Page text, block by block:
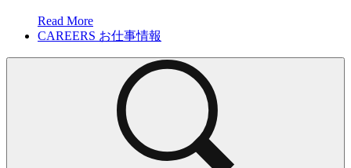
Read More
CAREERS お仕事情報